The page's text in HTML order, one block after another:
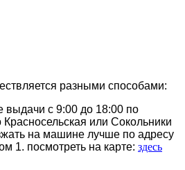
разными способами:
выдачи с 9:00 до 18:00 по
Красносельская или Сокольники
на машине лучше по адресу
1. посмотреть на карте: здесь